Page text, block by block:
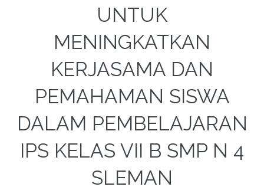
UNTUK
MENINGKATKAN
KERJASAMA DAN
PEMAHAMAN SISWA
DALAM PEMBELAJARAN
IPS KELAS VII B SMP N 4
SLEMAN